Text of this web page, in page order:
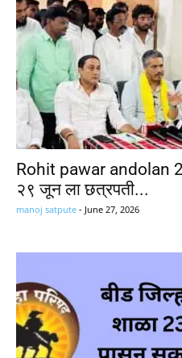
Rohit pawar andolan
२९ जून ला छत्रपती...
manoj satpute - June 27, 2026